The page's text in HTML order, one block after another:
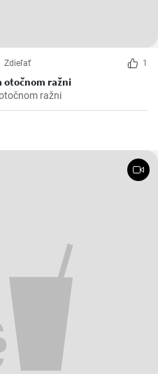
Zdieľať 1
otočnom ražni
ražni